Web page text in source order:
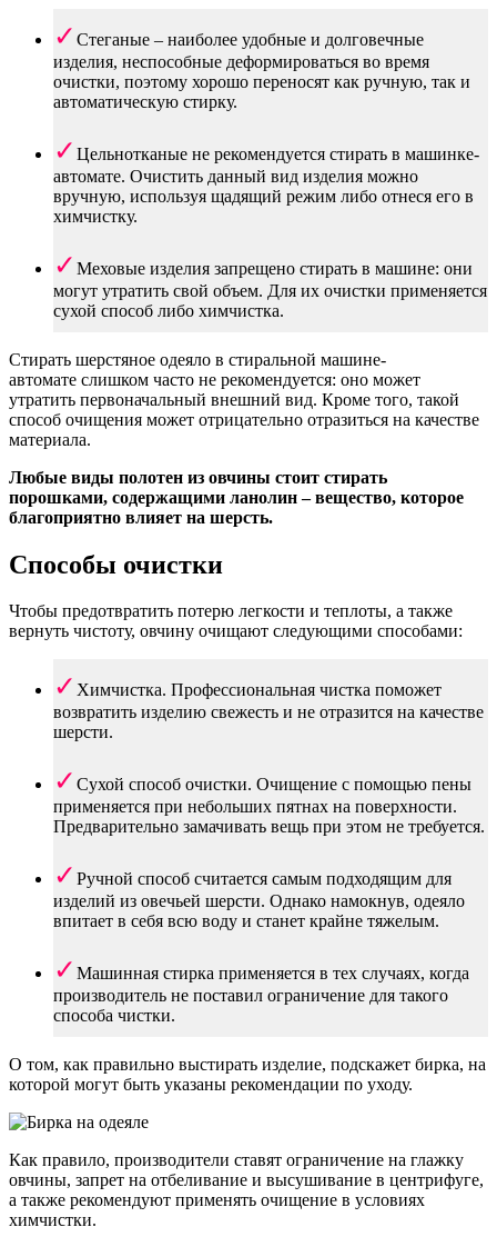
Стеганые – наиболее удобные и долговечные
изделия, неспособные деформироваться во время
очистки, поэтому хорошо переносят как ручную, так и
автоматическую стирку.
Цельнотканые не рекомендуется стирать в машинке-
автомате. Очистить данный вид изделия можно
вручную, используя щадящий режим либо отнеся его в
химчистку.
Меховые изделия запрещено стирать в машине: они
могут утратить свой объем. Для их очистки применяется
сухой способ либо химчистка.
Стирать шерстяное одеяло в стиральной машине-
автомате слишком часто не рекомендуется: оно может
утратить первоначальный внешний вид. Кроме того, такой
способ очищения может отрицательно отразиться на качестве
материала.
Любые виды полотен из овчины стоит стирать
порошками, содержащими ланолин – вещество, которое
благоприятно влияет на шерсть.
Способы очистки
Чтобы предотвратить потерю легкости и теплоты, а также
вернуть чистоту, овчину очищают следующими способами:
Химчистка. Профессиональная чистка поможет
возвратить изделию свежесть и не отразится на качестве
шерсти.
Сухой способ очистки. Очищение с помощью пены
применяется при небольших пятнах на поверхности.
Предварительно замачивать вещь при этом не требуется.
Ручной способ считается самым подходящим для
изделий из овечьей шерсти. Однако намокнув, одеяло
впитает в себя всю воду и станет крайне тяжелым.
Машинная стирка применяется в тех случаях, когда
производитель не поставил ограничение для такого
способа чистки.
О том, как правильно выстирать изделие, подскажет бирка, на
которой могут быть указаны рекомендации по уходу.
Как правило, производители ставят ограничение на глажку
овчины, запрет на отбеливание и высушивание в центрифуге,
а также рекомендуют применять очищение в условиях
химчистки.